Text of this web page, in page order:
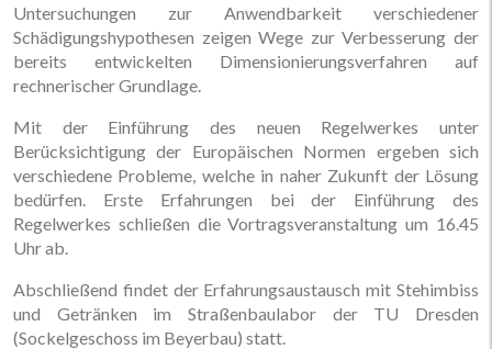
Untersuchungen zur Anwendbarkeit verschiedener
Schädigungshypothesen zeigen Wege zur Verbesserung der
bereits entwickelten Dimensionierungsverfahren auf
rechnerischer Grundlage.
Mit der Einführung des neuen Regelwerkes unter
Berücksichtigung der Europäischen Normen ergeben sich
verschiedene Probleme, welche in naher Zukunft der Lösung
bedürfen. Erste Erfahrungen bei der Einführung des
Regelwerkes schließen die Vortragsveranstaltung um 16.45
Uhr ab.
Abschließend findet der Erfahrungsaustausch mit Stehimbiss
und Getränken im Straßenbaulabor der TU Dresden
(Sockelgeschoss im Beyerbau) statt.